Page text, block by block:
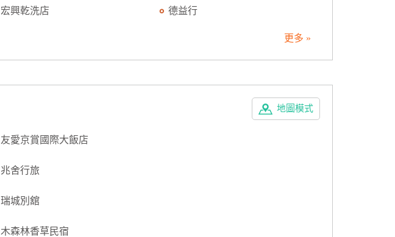
宏興乾洗店 德益行
更多 »
地圖模式
友愛京賞國際大飯店
兆舍行旅
瑞城別舘
木森林香草民宿